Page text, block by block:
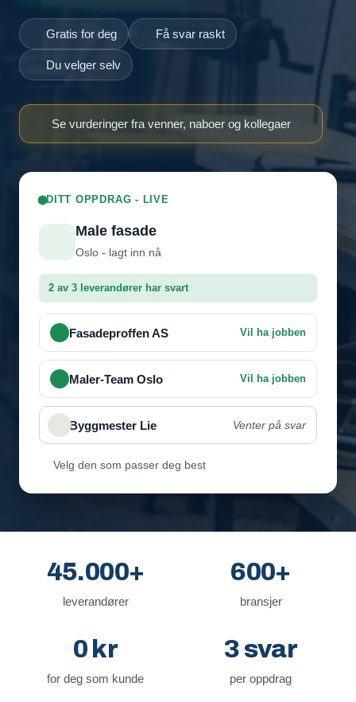
Gratis for deg Få svar raskt
Du velger selv
Se vurderinger fra venner, naboer og kollegaer
DITT OPPDRAG - LIVE
Male fasade
Oslo - lagt inn nå
2 av 3 leverandører har svart
Fasadeproffen AS Vil ha jobben
Maler-Team Oslo Vil ha jobben
Byggmester Lie Venter på svar
Velg den som passer deg best
45.000+
leverandører
600+
bransjer
0 kr
for deg som kunde
3 svar
per oppdrag